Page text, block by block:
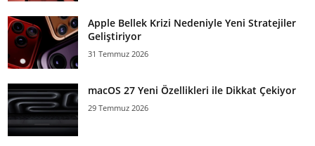
Apple Bellek Krizi Nedeniyle Yeni Stratejiler
Geliştiriyor
31 Temmuz 2026
macOS 27 Yeni Özellikleri ile Dikkat Çekiyor
29 Temmuz 2026